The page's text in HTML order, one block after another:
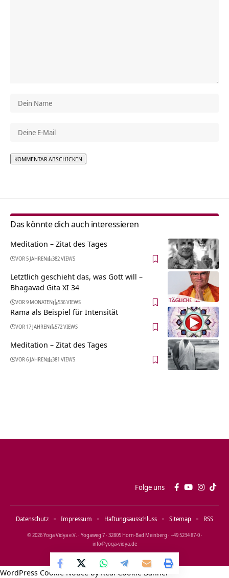
Das könnte dich auch interessieren
Meditation – Zitat des Tages
VOR 5 JAHREN 382 VIEWS
Letztlich geschieht das, was Gott will –
Bhagavad Gita XI 34
VOR 9 MONATEN 536 VIEWS
Rama als Beispiel für Intensität
VOR 17 JAHREN 572 VIEWS
Meditation – Zitat des Tages
VOR 6 JAHREN 381 VIEWS
Folge uns
© 2026 Yoga Vidya e.V. · Yogaweg 7 · 32805 Horn‑Bad Meinberg · +49 5234 87‑0 ·
info@yoga‑vidya.de
Datenschutz Impressum Haftungsausschluss Sitemap RSS
WordPress Cookie Notice by Real Cookie Banner